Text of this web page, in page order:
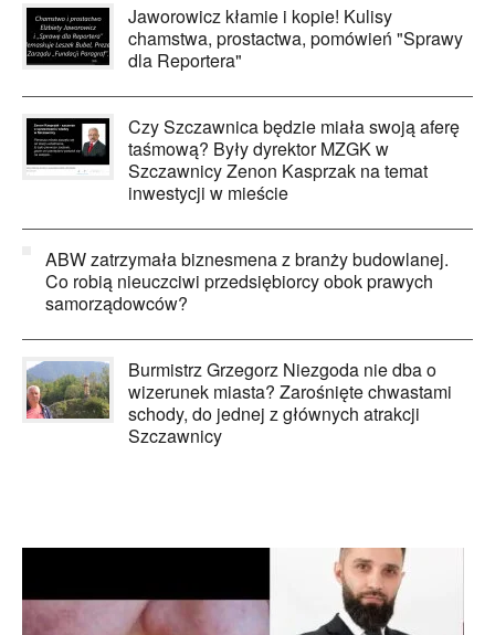
Jaworowicz kłamie i kopie! Kulisy
chamstwa, prostactwa, pomówień "Sprawy
dla Reportera"
Czy Szczawnica będzie miała swoją aferę
taśmową? Były dyrektor MZGK w
Szczawnicy Zenon Kasprzak na temat
inwestycji w mieście
ABW zatrzymała biznesmena z branży budowlanej.
Co robią nieuczciwi przedsiębiorcy obok prawych
samorządowców?
Burmistrz Grzegorz Niezgoda nie dba o
wizerunek miasta? Zarośnięte chwastami
schody, do jednej z głównych atrakcji
Szczawnicy